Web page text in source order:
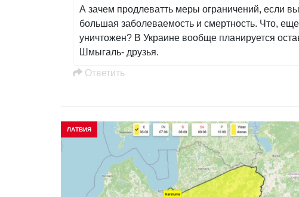
А зачем продлеватть меры ограничений, если
большая заболеваемость и смертность. Что,
уничтожен? В Украине вообще планируется
Шмыгаль- друзья.
Oтветить
ЛАТВИЯ